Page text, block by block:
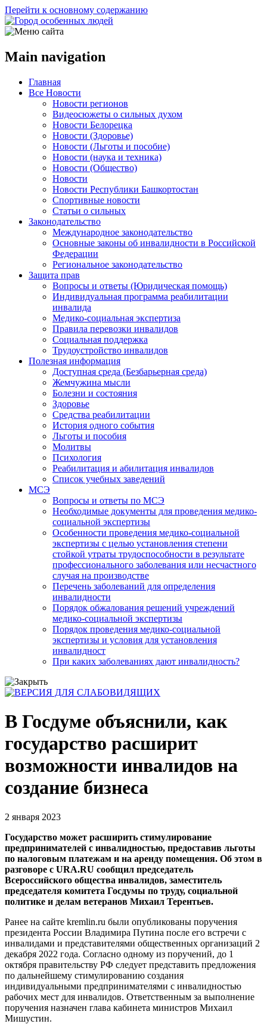
Перейти к основному содержанию
Main navigation
Главная
Все Новости
Новости регионов
Видеосюжеты о сильных духом
Новости Белорецка
Новости (Здоровье)
Новости (Льготы и пособие)
Новости (наука и техника)
Новости (Общество)
Новости
Новости Республики Башкортостан
Спортивные новости
Статьи о сильных
Законодательство
Международное законодательство
Основные законы об инвалидности в Российской
Федерации
Региональное законодательство
Защита прав
Вопросы и ответы (Юридическая помощь)
Индивидуальная программа реабилитации
инвалида
Медико-социальная экспертиза
Правила перевозки инвалидов
Социальная поддержка
Трудоустройство инвалидов
Полезная информация
Доступная среда (Безбарьерная среда)
Жемчужина мысли
Болезни и состояния
Здоровье
Средства реабилитации
История одного события
Льготы и пособия
Молитвы
Психология
Реабилитация и абилитация инвалидов
Список учебных заведений
МСЭ
Вопросы и ответы по МСЭ
Необходимые документы для проведения медико-
социальной экспертизы
Особенности проведения медико-социальной
экспертизы с целью установления степени
стойкой утраты трудоспособности в результате
профессионального заболевания или несчастного
случая на производстве
Перечень заболеваний для определения
инвалидности
Порядок обжалования решений учреждений
медико-социальной экспертизы
Порядок проведения медико-социальной
экспертизы и условия для установления
инвалидност
При каких заболеваниях дают инвалидность?
В Госдуме объяснили, как
государство расширит
возможности инвалидов на
создание бизнеса
2 января 2023
Государство может расширить стимулирование
предпринимателей с инвалидностью, предоставив льготы
по налоговым платежам и на аренду помещения. Об этом в
разговоре с URA.RU сообщил председатель
Всероссийского общества инвалидов, заместитель
председателя комитета Госдумы по труду, социальной
политике и делам ветеранов Михаил Терентьев.
Ранее на сайте kremlin.ru были опубликованы поручения
президента России Владимира Путина после его встречи с
инвалидами и представителями общественных организаций 2
декабря 2022 года. Согласно одному из поручений, до 1
октября правительству РФ следует представить предложения
по дальнейшему стимулированию создания
индивидуальными предпринимателями с инвалидностью
рабочих мест для инвалидов. Ответственным за выполнение
поручения назначен глава кабинета министров Михаил
Мишустин.